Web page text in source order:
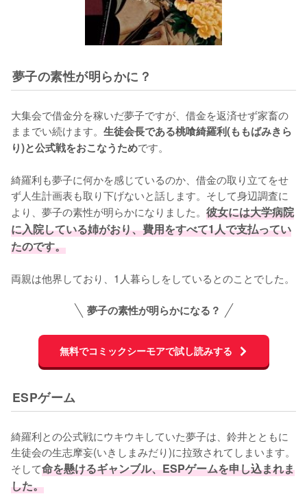
夢子の素性が明らかに？
大集会で借金分を稼いだ夢子ですが、借金を返済せず家畜の
ままでい続けます。 生徒会長である桃喰綺羅利(ももばみきら
り)と公式戦をおこなうためです。
綺羅利も夢子に何かを感じているのか、借金の取り立てをせ
ず人生計画表も取り下げないと話します。そして身辺調査に
より、夢子の素性が明らかになりました。 彼女には大学病院
に入院している姉がおり、費用をすべて1人で支払ってい
たのです。
両親は他界しており、1人暮らしをしているとのことでした。
夢子の素性が明らかになる？
無料でコミックシーモアで試し読みする
ESPゲーム
綺羅利との公式戦にウキウキしていた夢子は、鈴井とともに
生徒会の生志摩妄(いきしまみだり)に拉致されてしまいます。
そして命を懸けるギャンブル、ESPゲームを申し込まれま
した。